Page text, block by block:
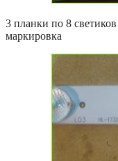
3 планки по 8
маркировка